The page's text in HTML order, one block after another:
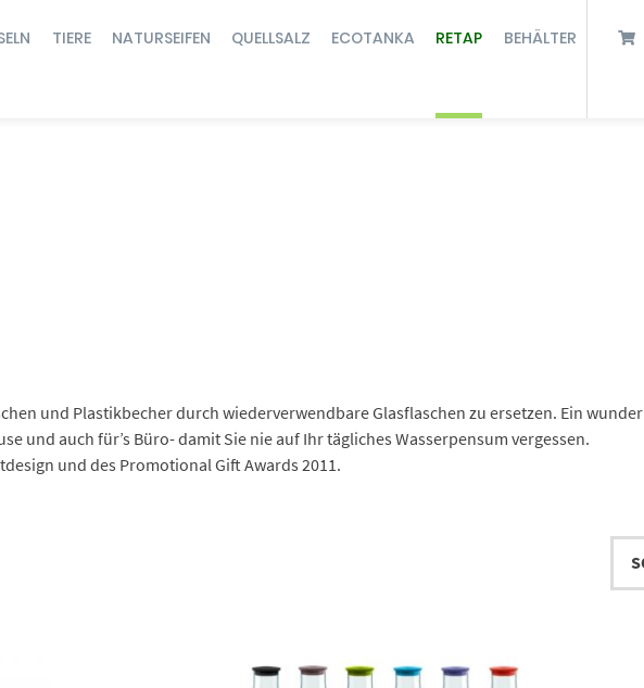
TIERE NATURSEIFEN QUELLSALZ ECOTANKA RETAP BEHÄLTER
und Plastikbecher durch wiederverwendbare Glasflaschen zu ersetzen. Ein
und auch für’s Büro- damit Sie nie auf Ihr tägliches Wasserpensum vergessen.
und des Promotional Gift Awards 2011.